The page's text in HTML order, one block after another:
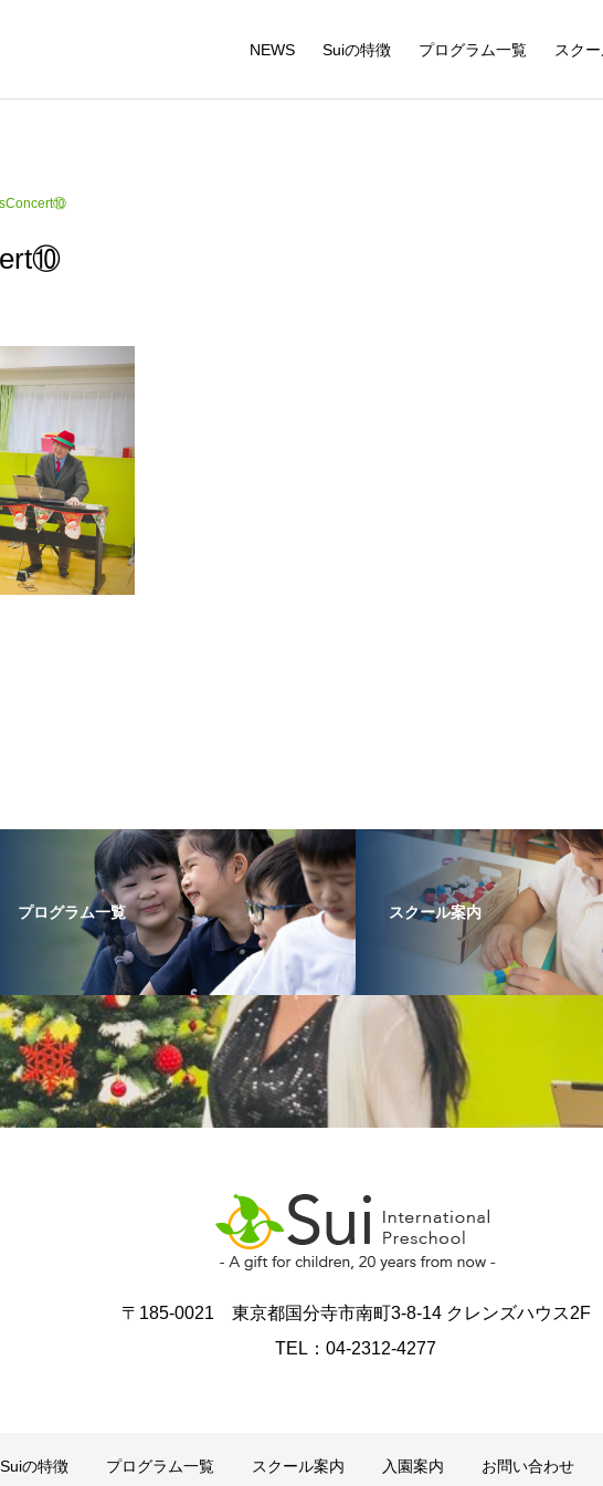
NEWS Suiの特徴 プログラム一覧 スク
プログラム一覧 スクール案内
〒185-0021 東京都国分寺市南町3-8-14 クレンズハウス2F
TEL：04-2312-4277
Suiの特徴 プログラム一覧 スクール案内 入園案内 お問い合わせ